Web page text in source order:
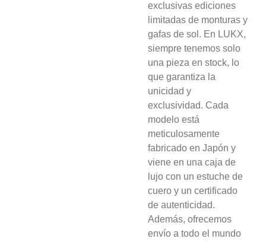
exclusivas ediciones
limitadas de monturas y
gafas de sol. En LUKX,
siempre tenemos solo
una pieza en stock, lo
que garantiza la
unicidad y
exclusividad. Cada
modelo está
meticulosamente
fabricado en Japón y
viene en una caja de
lujo con un estuche de
cuero y un certificado
de autenticidad.
Además, ofrecemos
envío a todo el mundo